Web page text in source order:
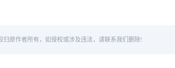
原作者所有，如侵权或涉及违法，请联系我们删除!